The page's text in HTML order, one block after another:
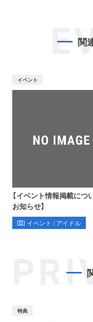
関
イベント
【イベント情報掲載につ
お知らせ】
イベント / アイドル
特典